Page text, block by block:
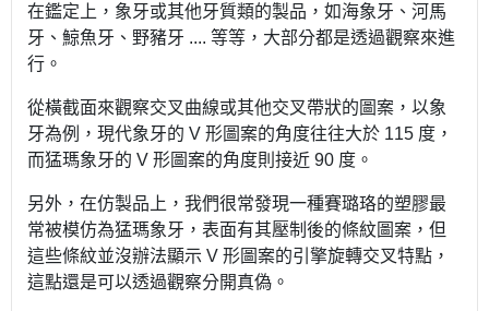
在鑑定上，象牙或其他牙質類的製品，如海象牙、河馬
牙、鯨魚牙、野豬牙 .... 等等，大部分都是透過觀察來進
行。
從橫截面來觀察交叉曲線或其他交叉帶狀的圖案，以象
牙為例，現代象牙的 V 形圖案的角度往往大於 115 度，
而猛瑪象牙的 V 形圖案的角度則接近 90 度。
另外，在仿製品上，我們很常發現一種賽璐珞的塑膠最
常被模仿為猛瑪象牙，表面有其壓制後的條紋圖案，但
這些條紋並沒辦法顯示 V 形圖案的引擎旋轉交叉特點，
這點還是可以透過觀察分開真偽。